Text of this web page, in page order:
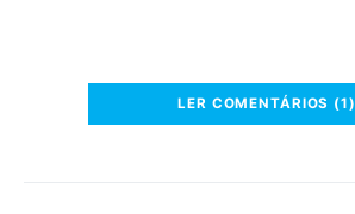
LER COMENTÁRIOS (1)